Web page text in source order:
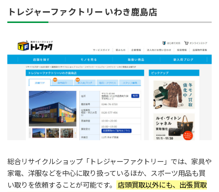
トレジャーファクトリー いわき鹿島店
総合リサイクルショップ「トレジャーファクトリー」では、家具や
家電、洋服などを中心に取り扱っているほか、スポーツ用品も買
い取りを依頼することが可能です。
店頭買取以外にも、出張買取